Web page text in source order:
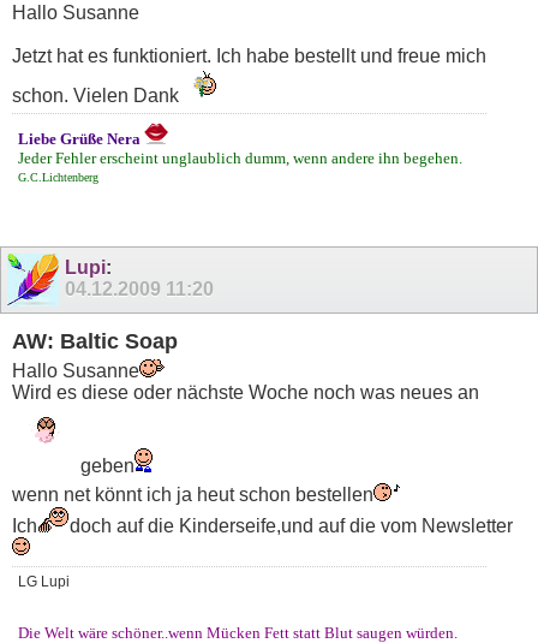
Hallo Susanne
Jetzt hat es funktioniert. Ich habe bestellt und freue mich
schon. Vielen Dank
Liebe Grüße Nera
Jeder Fehler erscheint unglaublich dumm, wenn andere ihn begehen.
G.C.Lichtenberg
Lupi:
04.12.2009 11:20
AW: Baltic Soap
Hallo Susanne
Wird es diese oder nächste Woche noch was neues an
geben
wenn net könnt ich ja heut schon bestellen
Ich
doch auf die Kinderseife,und auf die vom Newsletter
LG Lupi
Die Welt wäre schöner..wenn Mücken Fett statt Blut saugen würden.